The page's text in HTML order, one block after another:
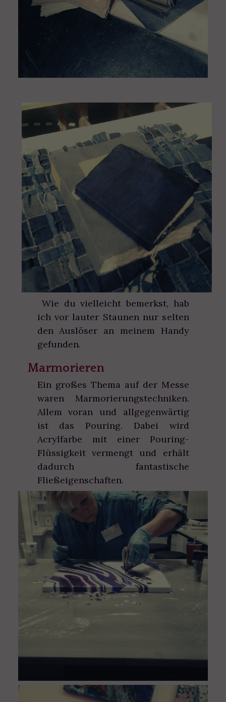
Wie du vielleicht bemerkst, hab
ich vor lauter Staunen nur selten
den Auslöser an meinem Handy
gefunden.
Marmorieren
Ein großes Thema auf der Messe
waren Marmorierungstechniken.
Allem voran und allgegenwärtig
ist das Pouring. Dabei wird
Acrylfarbe mit einer Pouring-
Flüssigkeit vermengt und erhält
dadurch fantastische
Fließeigenschaften.